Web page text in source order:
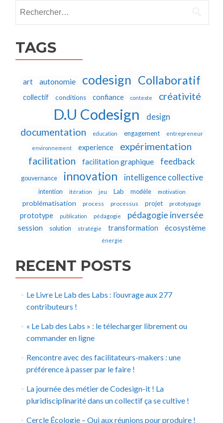
TAGS
art autonomie codesign Collaboratif
collectif conditions confiance contexte créativité
D.U Codesign design
documentation education engagement entrepreneur
environnement experience
expérimentation
facilitation
facilitation graphique feedback
gouvernance innovation intelligence collective
intention itération jeu Lab modèle motivation
problématisation process processus projet prototypage
prototype publication pédagogie pédagogie inversée
session solution stratégie transformation écosystème
énergie
RECENT POSTS
Le Livre Le Lab des Labs : l’ouvrage aux 277
contributeurs !
« Le Lab des Labs » : le télecharger librement ou
commander en ligne
Rencontre avec des facilitateurs-makers : une
préférence à passer par le faire !
La journée des métier de Codesign-it ! La
pluridisciplinarité dans un collectif ça se cultive !
Cercle Écologie – Oui aux réunions pour produire !